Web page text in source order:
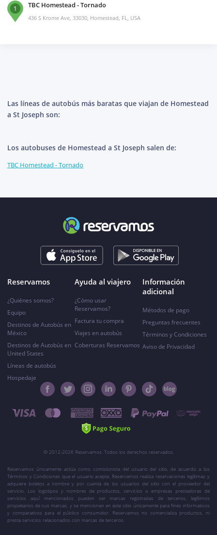
1 TBC Homestead - Tornado
436 S Krome Ave, 33030, Homestead, FL, USA
Las líneas de autobús más baratas que viajan de Homestead
a St Joseph son:
Los autobuses de Homestead a St Joseph salen de:
TBC Homestead - Tornado
Reservamos
¿Quiénes somos?
Equipo
Destinos de Autobús en
México
Destinos de Autobús en
United States
Líneas de autobús
Hospedaje
Ayuda al viajero
¿Cómo usar
Reservamos?
Factura tu compra
Viajes en autobús
Coberturas Reservamos
Información
adicional
Métodos de pago
Preguntas frecuentes
Términos y Condiciones
Aviso de Privacidad
© 2012-2026 Reservamos. Todos los derechos reservados.
Reservamos únicamente actúa como comisionista del usuario del sitio, de acuerdo a los
Términos y Condiciones que el usuario acepta. Reservamos realiza reservaciones legítimas y
adquiere boletos a nombre y por cuenta de los usuarios del sitio con el proveedor del
servicio. Los logotipos y nombres de productos, servicios o empresas prestadoras de
servicios aquí mencionados pueden ser marcas registradas de terceros, legítimos
propietarios de sus marcas, y se mencionan en este sitio únicamente para fines informativos
y comparativos para el público consumidor. Reservamos no comercializa productos, ni
presta servicios relacionados con marcas de terceros.